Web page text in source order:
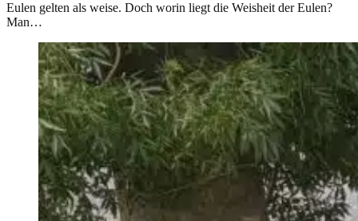
Eulen gelten als weise. Doch worin liegt die Weisheit der Eulen?
Man…